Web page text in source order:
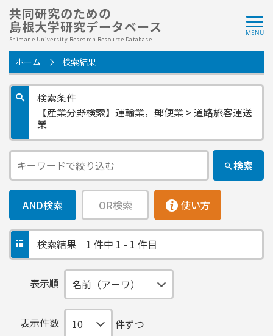
共同研究のための
島根大学研究データベース
Shimane University Research Resource Database
ホーム 検索結果
検索条件
【産業分野検索】運輸業，郵便業 > 道路旅客運送
業
検索
AND検索 OR検索 使い方
検索結果 1 件中 1 - 1 件目
表示順
表示件数 件ずつ